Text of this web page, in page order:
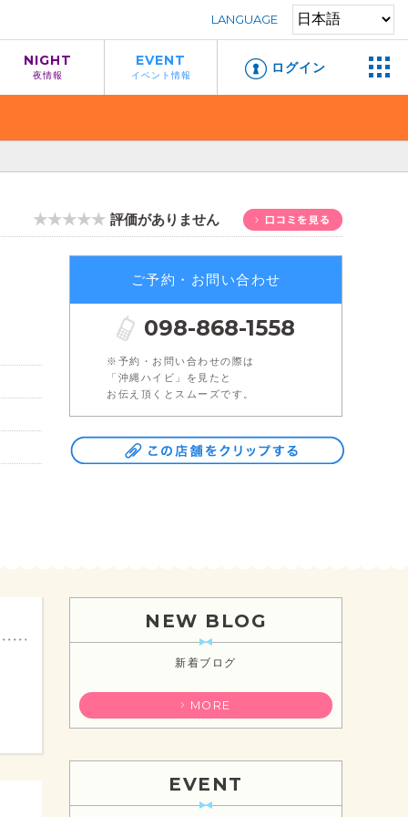
LANGUAGE
NIGHT
夜情報
EVENT
イベント情報 ログイン
★★★★★ 評価がありません
ご予約・お問い合わせ
098-868-1558
※予約・お問い合わせの際は
「沖縄ハイビ」を見たと
お伝え頂くとスムーズです。
NEW BLOG
新着ブログ
MORE
EVENT